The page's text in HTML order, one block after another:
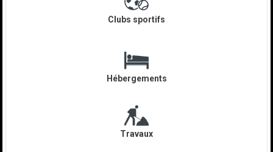
Clubs sportifs
Hébergements
Travaux